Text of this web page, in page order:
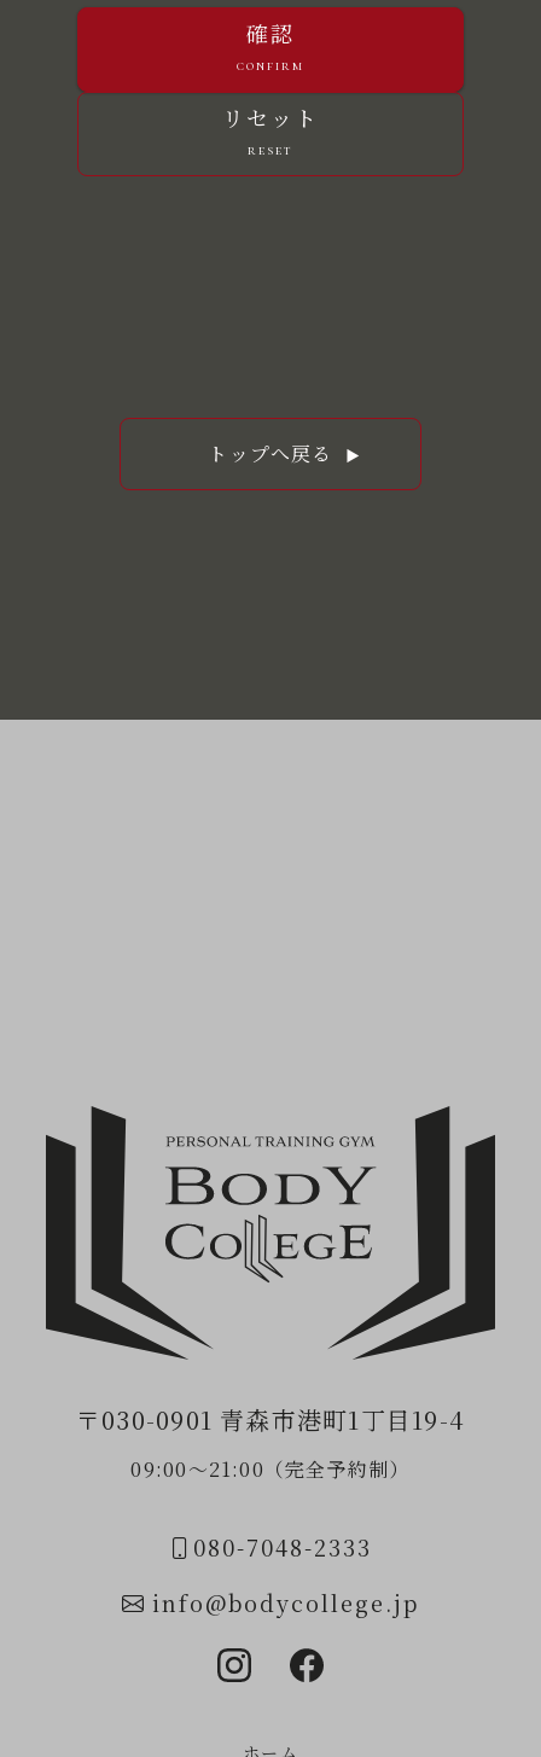
確認
confirm
リセット
reset
トップへ戻る
〒030-0901 青森市港町1丁目19-4
09:00〜21:00（完全予約制）
080-7048-2333
info@bodycollege.jp
ホーム